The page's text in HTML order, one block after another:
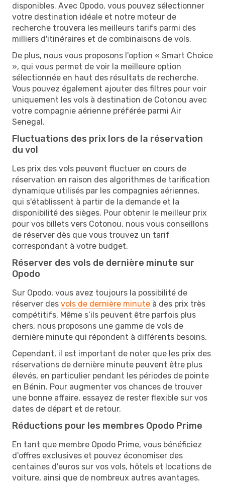
disponibles. Avec Opodo, vous pouvez sélectionner
votre destination idéale et notre moteur de
recherche trouvera les meilleurs tarifs parmi des
milliers d'itinéraires et de combinaisons de vols.
De plus, nous vous proposons l'option « Smart Choice
», qui vous permet de voir la meilleure option
sélectionnée en haut des résultats de recherche.
Vous pouvez également ajouter des filtres pour voir
uniquement les vols à destination de Cotonou avec
votre compagnie aérienne préférée parmi Air
Senegal.
Fluctuations des prix lors de la réservation
du vol
Les prix des vols peuvent fluctuer en cours de
réservation en raison des algorithmes de tarification
dynamique utilisés par les compagnies aériennes,
qui s'établissent à partir de la demande et la
disponibilité des sièges. Pour obtenir le meilleur prix
pour vos billets vers Cotonou, nous vous conseillons
de réserver dès que vous trouvez un tarif
correspondant à votre budget.
Réserver des vols de dernière minute sur
Opodo
Sur Opodo, vous avez toujours la possibilité de
réserver des vols de dernière minute à des prix très
compétitifs. Même s’ils peuvent être parfois plus
chers, nous proposons une gamme de vols de
dernière minute qui répondent à différents besoins.
Cependant, il est important de noter que les prix des
réservations de dernière minute peuvent être plus
élevés, en particulier pendant les périodes de pointe
en Bénin. Pour augmenter vos chances de trouver
une bonne affaire, essayez de rester flexible sur vos
dates de départ et de retour.
Réductions pour les membres Opodo Prime
En tant que membre Opodo Prime, vous bénéficiez
d'offres exclusives et pouvez économiser des
centaines d'euros sur vos vols, hôtels et locations de
voiture, ainsi que de nombreux autres avantages.